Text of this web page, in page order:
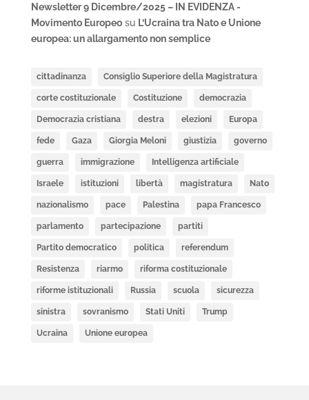
Newsletter 9 Dicembre/2025 – IN EVIDENZA -
Movimento Europeosu L’Ucraina tra Nato e Unione
europea: un allargamento non semplice
cittadinanza Consiglio Superiore della Magistratura
corte costituzionale Costituzione democrazia
Democrazia cristiana destra elezioni Europa
fede Gaza Giorgia Meloni giustizia governo
guerra immigrazione Intelligenza artificiale
Israele istituzioni libertà magistratura Nato
nazionalismo pace Palestina papa Francesco
parlamento partecipazione partiti
Partito democratico politica referendum
Resistenza riarmo riforma costituzionale
riforme istituzionali Russia scuola sicurezza
sinistra sovranismo Stati Uniti Trump
Ucraina Unione europea